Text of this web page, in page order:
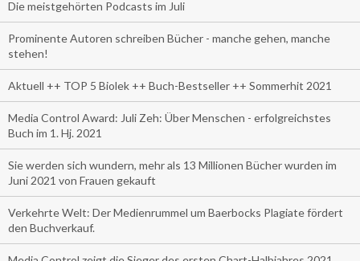
Die meistgehörten Podcasts im Juli
Prominente Autoren schreiben Bücher - manche gehen, manche
stehen!
Aktuell ++ TOP 5 Biolek ++ Buch-Bestseller ++ Sommerhit 2021
Media Control Award: Juli Zeh: Über Menschen - erfolgreichstes
Buch im 1. Hj. 2021
Sie werden sich wundern, mehr als 13 Millionen Bücher wurden im
Juni 2021 von Frauen gekauft
Verkehrte Welt: Der Medienrummel um Baerbocks Plagiate fördert
den Buchverkauf.